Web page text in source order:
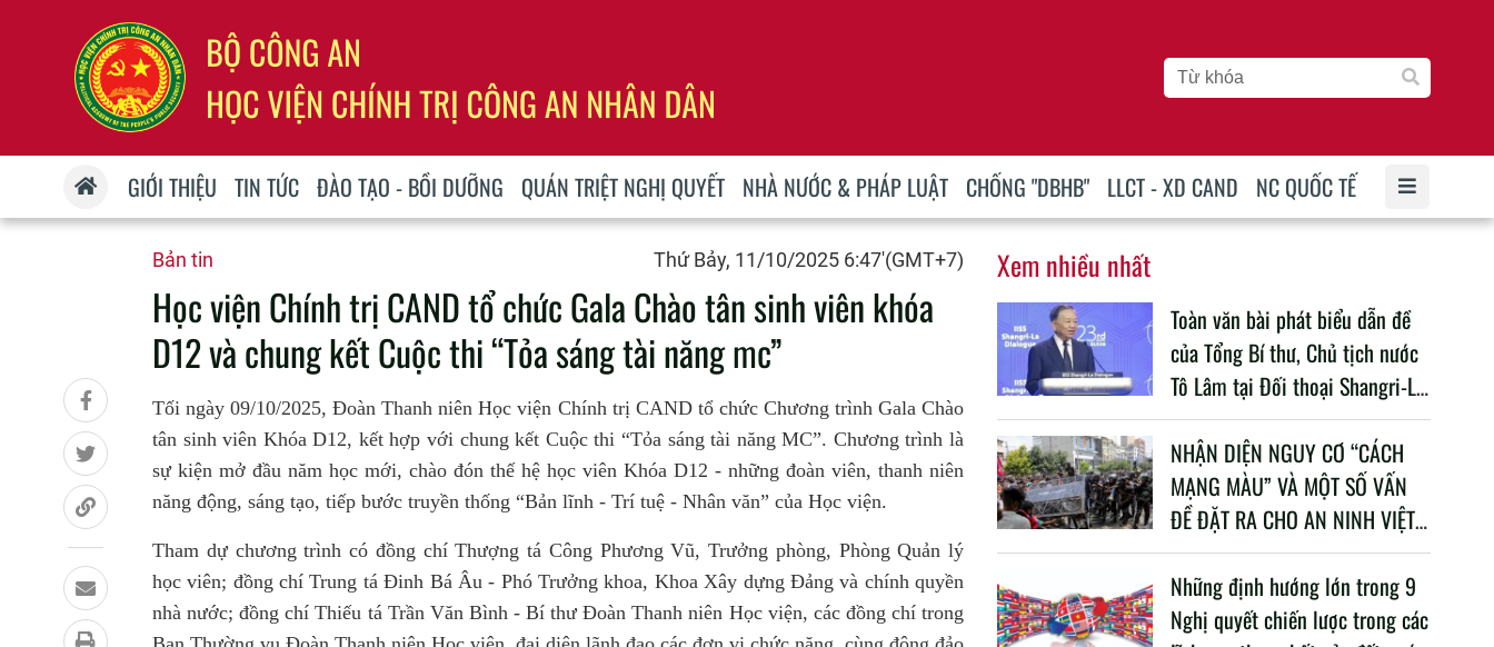
GIỚI THIỆU TIN TỨC ĐÀO TẠO - BỒI DƯỠNG QUÁN TRIỆT NGHỊ QUYẾT NHÀ NƯỚC & PHÁP LUẬT CHỐNG "DBHB" LLCT - XD CAND NC QUỐC TẾ
Bản tin Thứ Bảy, 11/10/2025 6:47'(GMT+7)
Học viện Chính trị CAND tổ chức Gala Chào tân sinh viên khóa
D12 và chung kết Cuộc thi “Tỏa sáng tài năng mc”
Tối ngày 09/10/2025, Đoàn Thanh niên Học viện Chính trị CAND tổ chức Chương trình Gala Chào
tân sinh viên Khóa D12, kết hợp với chung kết Cuộc thi “Tỏa sáng tài năng MC”. Chương trình là
sự kiện mở đầu năm học mới, chào đón thế hệ học viên Khóa D12 - những đoàn viên, thanh niên
năng động, sáng tạo, tiếp bước truyền thống “Bản lĩnh - Trí tuệ - Nhân văn” của Học viện.
Tham dự chương trình có đồng chí Thượng tá Công Phương Vũ, Trưởng phòng, Phòng Quản lý
học viên; đồng chí Trung tá Đinh Bá Âu - Phó Trưởng khoa, Khoa Xây dựng Đảng và chính quyền
nhà nước; đồng chí Thiếu tá Trần Văn Bình - Bí thư Đoàn Thanh niên Học viện, các đồng chí trong
Xem nhiều nhất
Toàn văn bài phát biểu dẫn đề
của Tổng Bí thư, Chủ tịch nước
Tô Lâm tại Đối thoại Shangri-La
lần thứ 23
NHẬN DIỆN NGUY CƠ “CÁCH
MẠNG MÀU” VÀ MỘT SỐ VẤN
ĐỀ ĐẶT RA CHO AN NINH VIỆT
NAM TRONG BỐI CẢNH HIỆN
NAY
Những định hướng lớn trong 9
Nghị quyết chiến lược trong các